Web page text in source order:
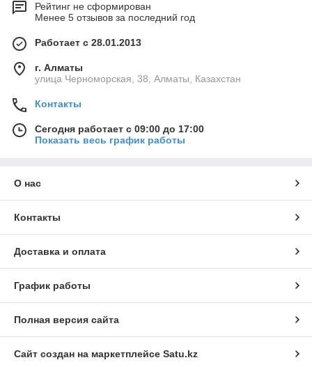
Рейтинг не сформирован
Менее 5 отзывов за последний год
Работает с 28.01.2013
г. Алматы
улица Черноморская, 38, Алматы, Казахстан
Контакты
Сегодня работает с 09:00 до 17:00
Показать весь график работы
О нас
Контакты
Доставка и оплата
График работы
Полная версия сайта
Сайт создан на маркетплейсе Satu.kz